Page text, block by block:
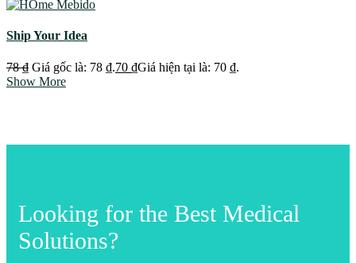
Ship Your Idea
78₫ Giá gốc là: 78 ₫.70 ₫Giá hiện tại là: 70 ₫.
Show More
Looking for the Best Medical
Solutions?